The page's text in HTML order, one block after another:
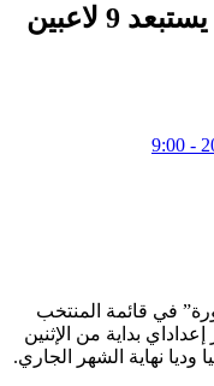
المنتخب الوطني..الركراكي يستبعد 9 لاعبين
في قائمة المنتخب
بداية من الإثنين
وديا نهاية الشهر الجاري.